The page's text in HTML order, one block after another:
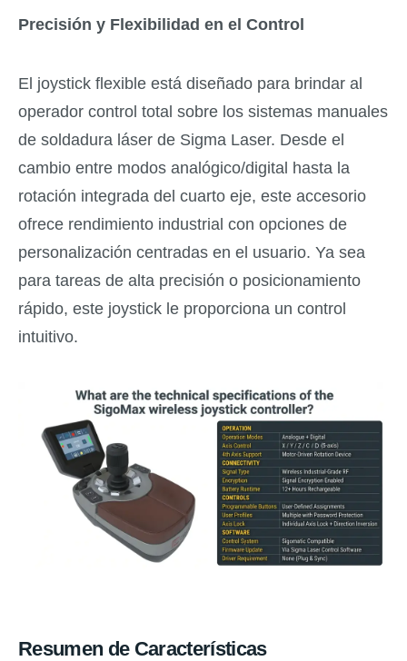
Precisión y Flexibilidad en el Control
El joystick flexible está diseñado para brindar al
operador control total sobre los sistemas manuales
de soldadura láser de Sigma Laser. Desde el
cambio entre modos analógico/digital hasta la
rotación integrada del cuarto eje, este accesorio
ofrece rendimiento industrial con opciones de
personalización centradas en el usuario. Ya sea
para tareas de alta precisión o posicionamiento
rápido, este joystick le proporciona un control
intuitivo.
Resumen de Características